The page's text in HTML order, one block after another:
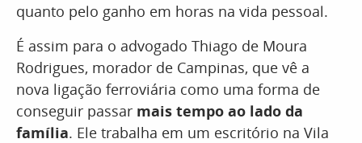
quanto pelo ganho em horas na vida pessoal.
É assim para o advogado Thiago de Moura
Rodrigues, morador de Campinas, que vê a
nova ligação ferroviária como uma forma de
conseguir passar mais tempo ao lado da
família. Ele trabalha em um escritório na Vila